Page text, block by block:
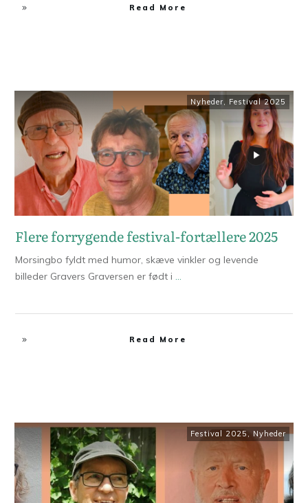
Read More
Nyheder, Festival 2025
Flere forrygende festival-fortællere 2025
Morsingbo fyldt med humor, skæve vinkler og levende
billeder Gravers Graversen er født i ...
Read More
Festival 2025 , Nyheder